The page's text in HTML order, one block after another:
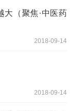
大（聚焦·中医药
2018-09-14
2018-09-14